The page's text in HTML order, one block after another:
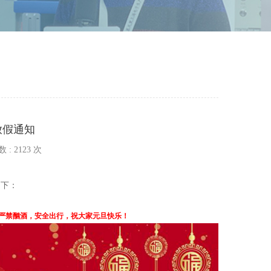
通知
: 2123 次
：
酗酒，安全出行，祝大家元旦快乐！